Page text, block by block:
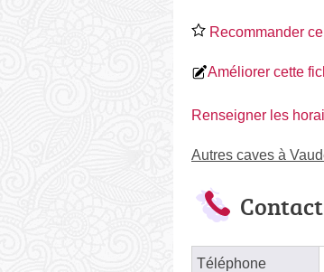
Recommander
Améliorer cette
Renseigner les
Autres caves à
Contact
Téléphone